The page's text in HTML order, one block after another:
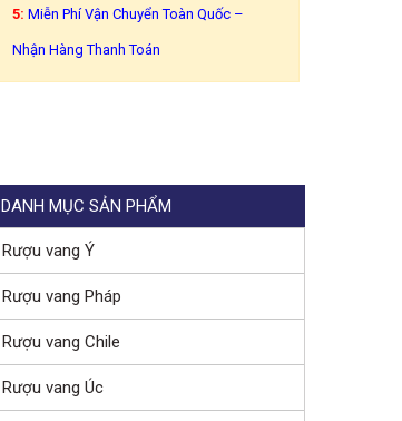
5: Miễn Phí Vận Chuyển Toàn Quốc –
Nhận Hàng Thanh Toán
DANH MỤC SẢN PHẨM
Rượu vang Ý
Rượu vang Pháp
Rượu vang Chile
Rượu vang Úc